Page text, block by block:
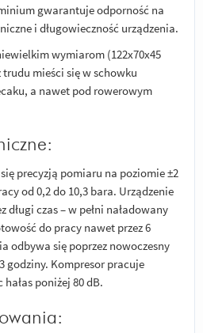
gwarantuje odporność na
i długowieczność urządzenia.
wymiarom (122x70x45
mieści się w schowku
a nawet pod rowerowym
precyzją pomiaru na poziomie ±2
od 0,2 do 10,3 bara. Urządzenie
długi czas – w pełni naładowany
do pracy nawet przez 6
odbywa się poprzez nowoczesny
godziny. Kompresor pracuje
poniżej 80 dB.